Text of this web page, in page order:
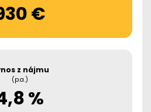
€
z nájmu
(p.a.)
%